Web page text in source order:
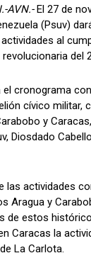
AVN.-El 27 de
(Psuv)
al
del
cronograma
cívico militar,
y
Diosdado
las actividades
Aragua y
de estos
Caracas la
La Carlota.